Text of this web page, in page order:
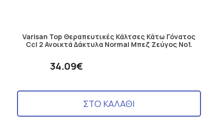
Varisan Top Θεραπευτικές Κάλτσες Κάτω Γόνατος
Ccl 2 Ανοικτά Δάκτυλα Normal Μπεζ Ζεύγος No1.
34.09€
ΣΤΟ ΚΑΛΑΘΙ